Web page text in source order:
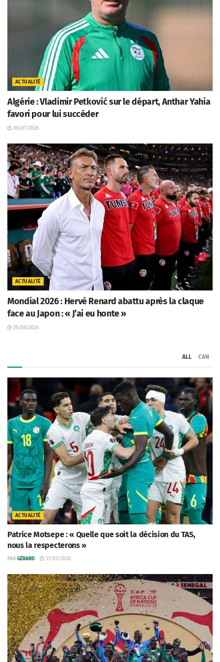
ACTUALITÉ
Algérie : Vladimir Petković sur le départ, Anthar Yahia
favori pour lui succéder
06/07/2026
ACTUALITÉ
Mondial 2026 : Hervé Renard abattu après la claque
face au Japon : « J’ai eu honte »
25/06/2026
ALL CAN
ACTUALITÉ
Patrice Motsepe : « Quelle que soit la décision du TAS,
nous la respecterons »
PAR GÉRARD 31/03/2026